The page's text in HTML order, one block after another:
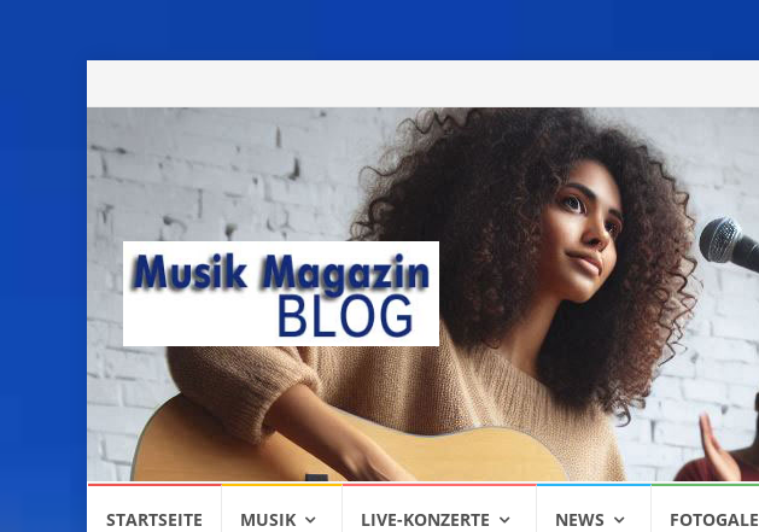
STARTSEITE MUSIK LIVE-KONZERTE NEWS